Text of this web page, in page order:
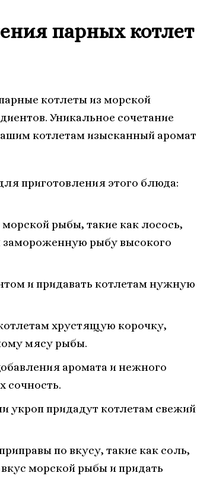
парных котлет
котлеты из морской
Уникальное сочетание
котлетам изысканный аромат
приготовления этого блюда:
рыбы, такие как лосось,
замороженную рыбу высокого
и придавать котлетам нужную
хрустящую корочку,
мясу рыбы.
аромата и нежного
сочность.
укроп придадут котлетам свежий
по вкусу, такие как соль,
морской рыбы и придать